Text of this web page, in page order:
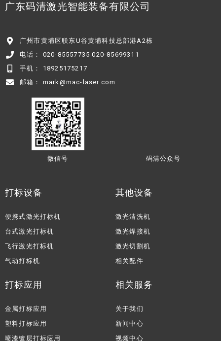
广东码清激光智能装备有限公司
广州市黄埔区联东U谷黄埔科技总部港A2栋
电话： 020-85557735 020-85699311
手机： 18925175217
邮箱： mark@mac-laser.com
微信号 码清公众号
打标设备
便携式激光打标机
台式激光打标机
飞行激光打标机
气动打标机
其他设备
激光清洗机
激光焊接机
激光切割机
相关配件
打标应用
金属打标应用
塑料打标应用
喷漆镀层打标应用
相关服务
关于我们
新闻中心
视频中心